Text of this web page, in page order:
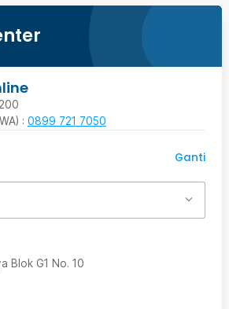
: 0899 721 7050
Ganti
Blok G1 No. 10